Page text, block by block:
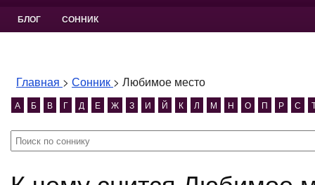
БЛОГ СОННИК
Главная > Сонник > Любимое место
А Б В Г Д Е Ж З И Й К Л М Н О П Р С